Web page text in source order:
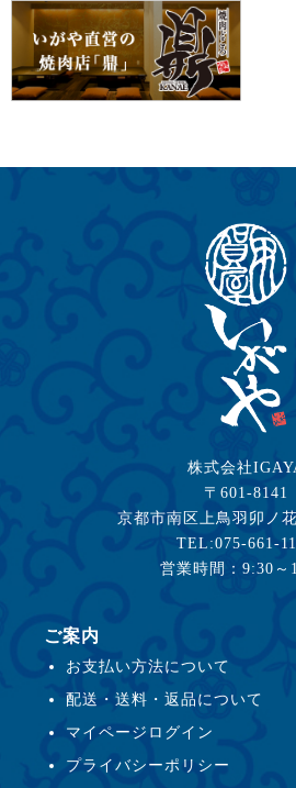
株式会社
〒601-8141
京都市南区上鳥羽卯ノ
TEL:075-661-
営業時間：9:30～
ご案内
お支払い方法について
配送・送料・返品について
マイページログイン
プライバシーポリシー